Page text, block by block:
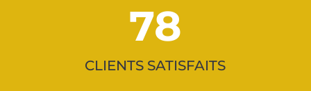
78
CLIENTS SATISFAITS